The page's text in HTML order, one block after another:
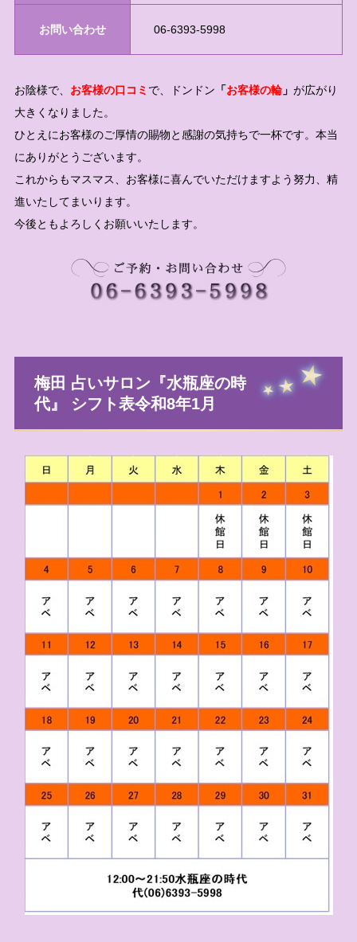
お問い合わせ 06-6393-5998
お陰様で、 お客様の口コミ で、ドンドン 「お客様の輪」 が広がり
大きくなりました。
ひとえにお客様のご厚情の賜物と感謝の気持ちで一杯です。本当
にありがとうございます。
これからもマスマス、お客様に喜んでいただけますよう努力、精
進いたしてまいります。
今後ともよろしくお願いいたします。
梅田 占いサロン『水瓶座の時
代』 シフト表令和8年1月